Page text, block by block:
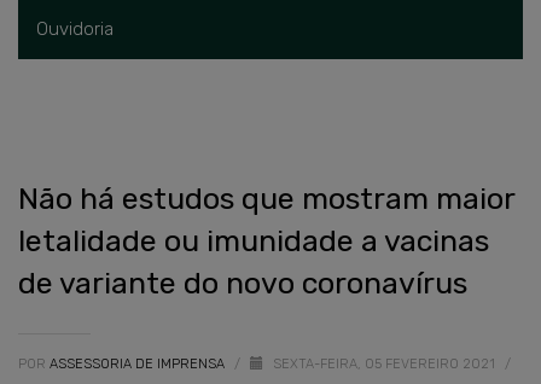
Ouvidoria
Não há estudos que mostram maior
letalidade ou imunidade a vacinas
de variante do novo coronavírus
POR ASSESSORIA DE IMPRENSA / SEXTA-FEIRA, 05 FEVEREIRO 2021 /